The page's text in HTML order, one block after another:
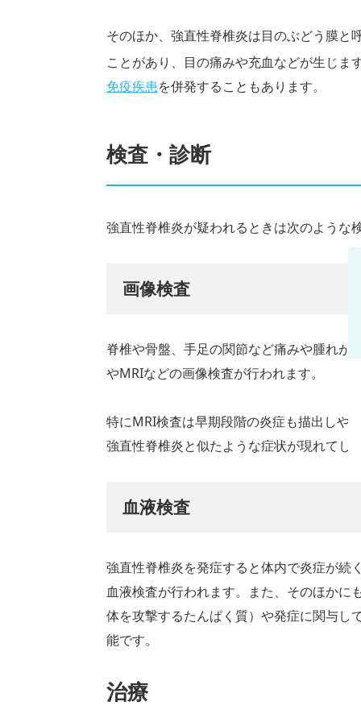
そのほか、強直性脊椎炎は目のぶどう膜と
ことがあり、目の痛みや充血などが生じま
免疫疾患を併発することもあります。
検査・診断
強直性脊椎炎が疑われるときは次のような
画像検査
脊椎や骨盤、手足の関節など痛みや腫れが
やMRIなどの画像検査が行われます。
特にMRI検査は早期段階の炎症も描出しや
強直性脊椎炎と似たような症状が現れてし
血液検査
強直性脊椎炎を発症すると体内で炎症が続
血液検査が行われます。また、そのほかに
体を攻撃するたんぱく質）や発症に関与し
能です。
治療